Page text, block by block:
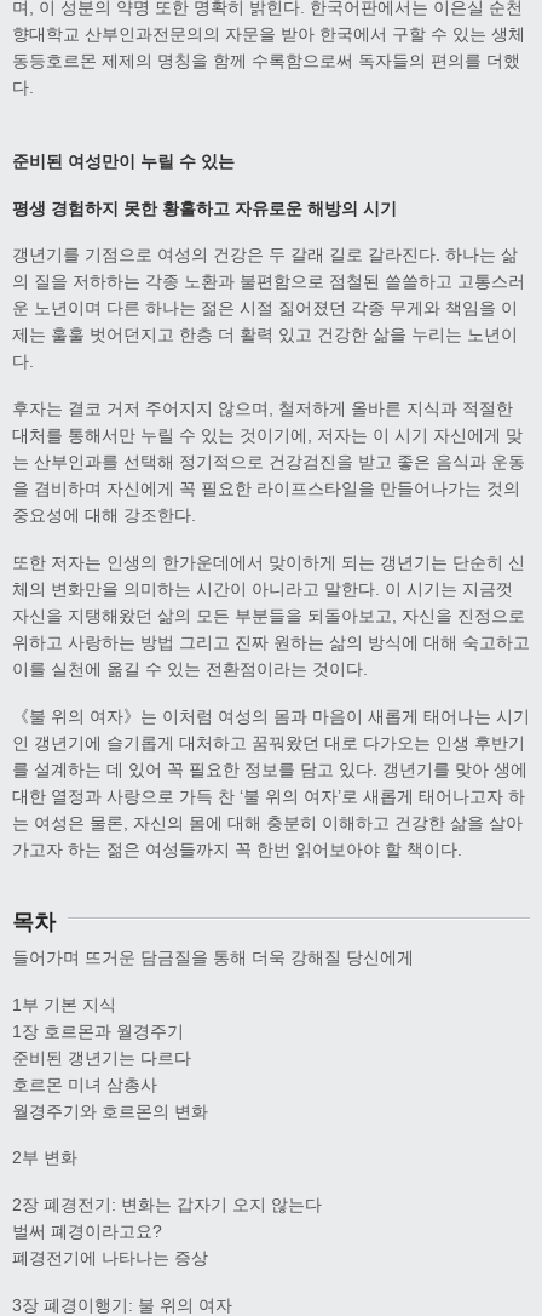
며, 이 성분의 약명 또한 명확히 밝힌다. 한국어판에서는 이은실 순천
향대학교 산부인과전문의의 자문을 받아 한국에서 구할 수 있는 생체
동등호르몬 제제의 명칭을 함께 수록함으로써 독자들의 편의를 더했
다.
준비된 여성만이 누릴 수 있는
평생 경험하지 못한 황홀하고 자유로운 해방의 시기
갱년기를 기점으로 여성의 건강은 두 갈래 길로 갈라진다. 하나는 삶
의 질을 저하하는 각종 노환과 불편함으로 점철된 쓸쓸하고 고통스러
운 노년이며 다른 하나는 젊은 시절 짊어졌던 각종 무게와 책임을 이
제는 훌훌 벗어던지고 한층 더 활력 있고 건강한 삶을 누리는 노년이
다.
후자는 결코 거저 주어지지 않으며, 철저하게 올바른 지식과 적절한
대처를 통해서만 누릴 수 있는 것이기에, 저자는 이 시기 자신에게 맞
는 산부인과를 선택해 정기적으로 건강검진을 받고 좋은 음식과 운동
을 겸비하며 자신에게 꼭 필요한 라이프스타일을 만들어나가는 것의
중요성에 대해 강조한다.
또한 저자는 인생의 한가운데에서 맞이하게 되는 갱년기는 단순히 신
체의 변화만을 의미하는 시간이 아니라고 말한다. 이 시기는 지금껏
자신을 지탱해왔던 삶의 모든 부분들을 되돌아보고, 자신을 진정으로
위하고 사랑하는 방법 그리고 진짜 원하는 삶의 방식에 대해 숙고하고
이를 실천에 옮길 수 있는 전환점이라는 것이다.
《불 위의 여자》는 이처럼 여성의 몸과 마음이 새롭게 태어나는 시기
인 갱년기에 슬기롭게 대처하고 꿈꿔왔던 대로 다가오는 인생 후반기
를 설계하는 데 있어 꼭 필요한 정보를 담고 있다. 갱년기를 맞아 생에
대한 열정과 사랑으로 가득 찬 ‘불 위의 여자’로 새롭게 태어나고자 하
는 여성은 물론, 자신의 몸에 대해 충분히 이해하고 건강한 삶을 살아
가고자 하는 젊은 여성들까지 꼭 한번 읽어보아야 할 책이다.
목차
들어가며 뜨거운 담금질을 통해 더욱 강해질 당신에게
1부 기본 지식
1장 호르몬과 월경주기
준비된 갱년기는 다르다
호르몬 미녀 삼총사
월경주기와 호르몬의 변화
2부 변화
2장 폐경전기: 변화는 갑자기 오지 않는다
벌써 폐경이라고요?
폐경전기에 나타나는 증상
3장 폐경이행기: 불 위의 여자